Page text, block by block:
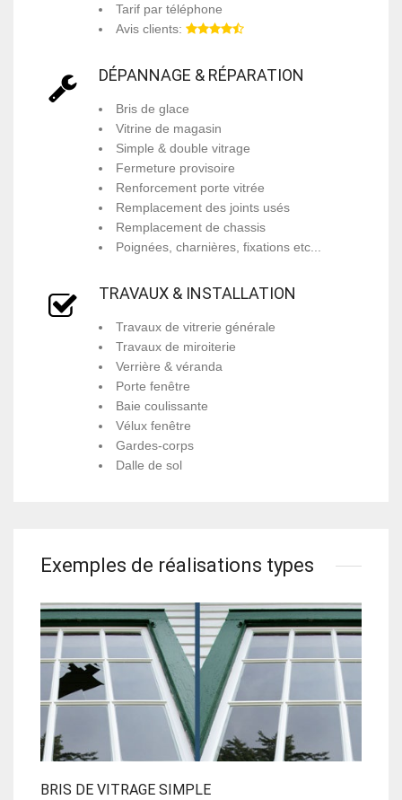
Tarif par téléphone
Avis clients:
DÉPANNAGE & RÉPARATION
Bris de glace
Vitrine de magasin
Simple & double vitrage
Fermeture provisoire
Renforcement porte vitrée
Remplacement des joints usés
Remplacement de chassis
Poignées, charnières, fixations etc...
TRAVAUX & INSTALLATION
Travaux de vitrerie générale
Travaux de miroiterie
Verrière & véranda
Porte fenêtre
Baie coulissante
Vélux fenêtre
Gardes-corps
Dalle de sol
Exemples de réalisations types
BRIS DE VITRAGE SIMPLE